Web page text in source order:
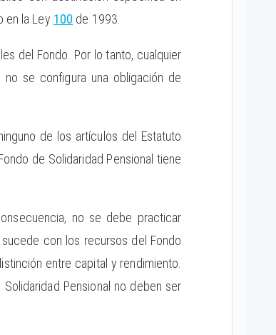
en la Ley 100 de 1993.
del Fondo. Por lo tanto, cualquier
se configura una obligación de
de los artículos del Estatuto
de Solidaridad Pensional tiene
no se debe practicar
con los recursos del Fondo
entre capital y rendimiento.
Pensional no deben ser